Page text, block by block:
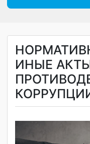
ИНЫЕ